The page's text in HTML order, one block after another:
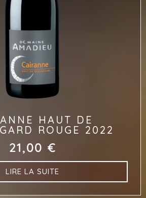
HAUT DE
ROUGE 2022
21,00 €
LIRE LA SUITE